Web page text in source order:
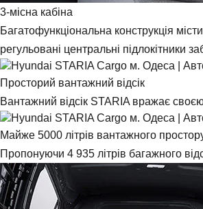
3-місна кабіна
Багатофункціональна конструкція
регульовані центральні підлокітники
Просторий вантажний відсік
Вантажний відсік STARIA вражає
Майже 5000 літрів вантажного
Пропонуючи 4 935 літрів багажного